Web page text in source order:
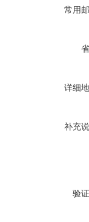
常用
详细
补充
验